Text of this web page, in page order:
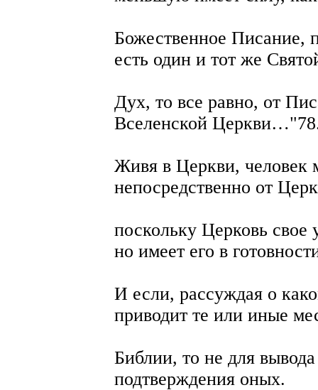
Божественное Писание,
есть один и тот же
Дух, то все равно, от
Вселенской
Живя в Церкви, человек
непосредственно от
поскольку Церковь
но имеет его в
И если, рассуждая о
приводит те или иные
Библии, то не для
подтверждения оных.